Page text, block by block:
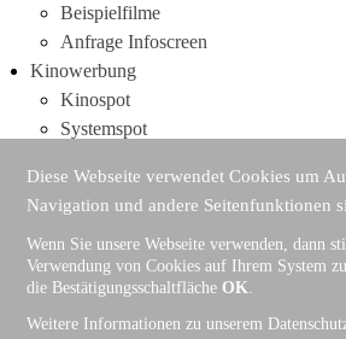
Beispielfilme
Anfrage Infoscreen
Kinowerbung
Kinospot
Systemspot
Liveproduktion
Streaming
Anfrage Liveproduktion
Home
Sitemap
Diese Webseite verwendet Cookies um
Navigation und andere Seitenfunktionen
Wenn Sie unsere Webseite verwenden, dann
Verwendung von Cookies auf Ihrem System
die Bestätigungsschaltfläche OK.
Weitere Informationen zu unserem